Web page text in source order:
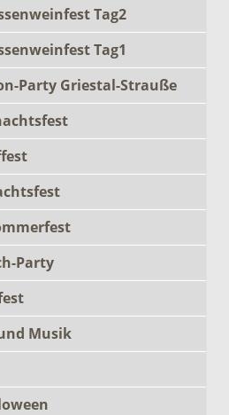
Tag2
Tag1
Party Griestal-Strauße
Party
Musik